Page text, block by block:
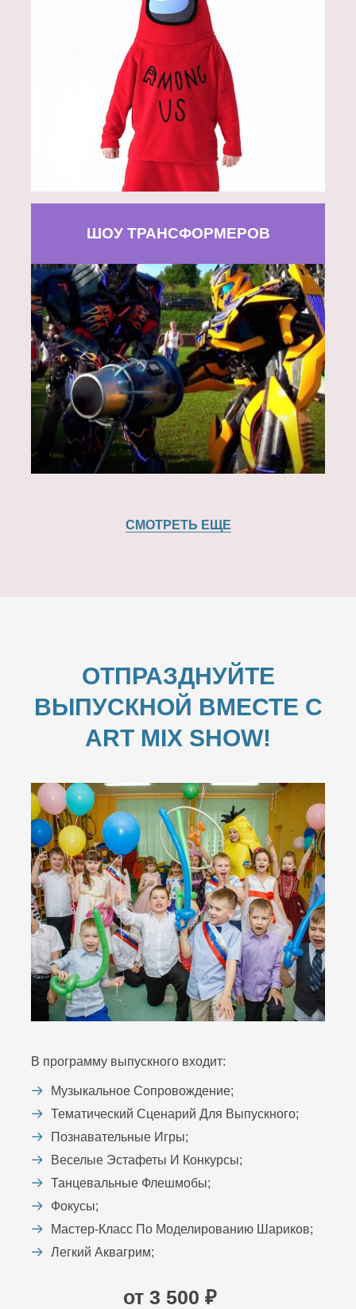
ШОУ ТРАНСФОРМЕРОВ
СМОТРЕТЬ ЕЩЕ
ОТПРАЗДНУЙТЕ
ВЫПУСКНОЙ ВМЕСТЕ С
ART MIX SHOW!
В программу выпускного входит:
Музыкальное Сопровождение;
Тематический Сценарий Для Выпускного;
Познавательные Игры;
Веселые Эстафеты И Конкурсы;
Танцевальные Флешмобы;
Фокусы;
Мастер-Класс По Моделированию Шариков;
Легкий Аквагрим;
от 3 500 ₽